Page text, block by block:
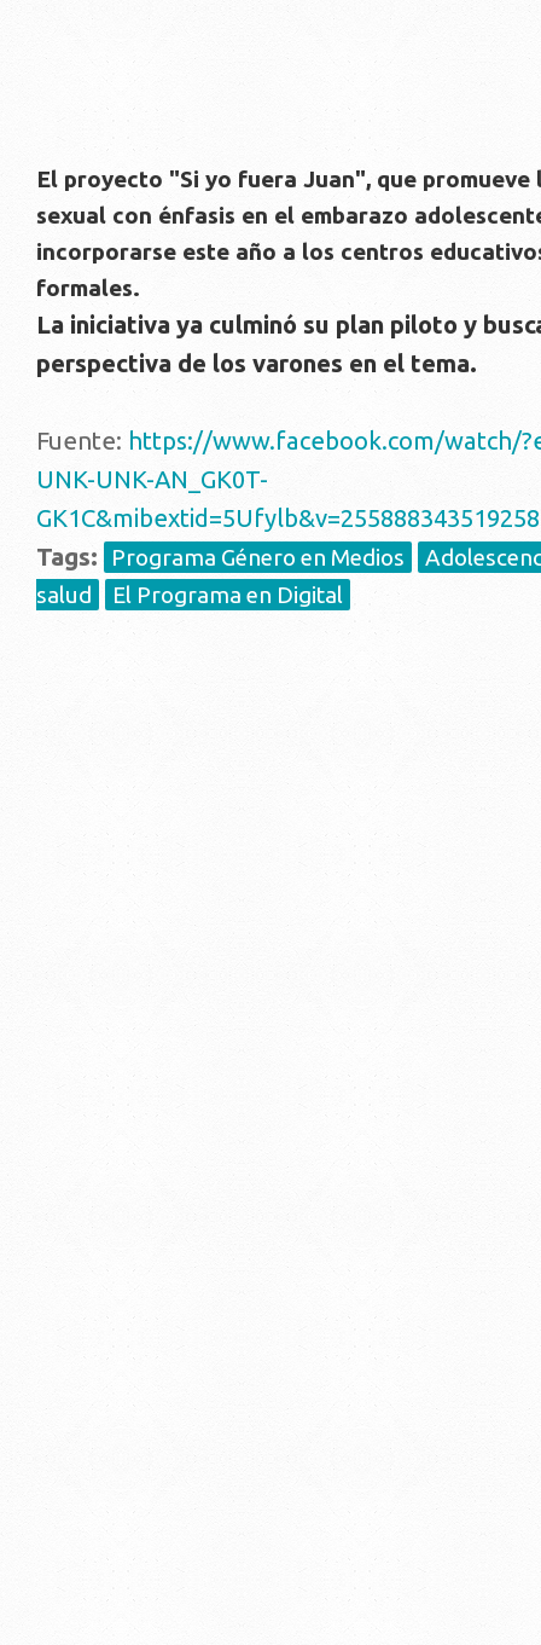
El proyecto "Si yo fuera Juan", que promueve
sexual con énfasis en el embarazo
incorporarse este año a los centros
formales.
La iniciativa ya culminó su plan piloto y
perspectiva de los varones en el tema.
Fuente: https://www.facebook.com/watch/
UNK-UNK-AN_GK0T-
GK1C&mibextid=5Ufylb&v=255888343519258
Tags:
Programa Género en Medios
salud
El Programa en Digital